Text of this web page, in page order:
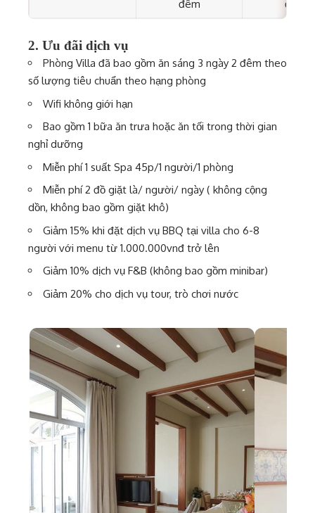
đêm đêm
2. Ưu đãi dịch vụ
Phòng Villa đã bao gồm ăn sáng 3 ngày 2 đêm theo
số lượng tiêu chuẩn theo hạng phòng
Wifi không giới hạn
Bao gồm 1 bữa ăn trưa hoặc ăn tối trong thời gian
nghỉ dưỡng
Miễn phí 1 suất Spa 45p/1 người/1 phòng
Miễn phí 2 đồ giặt là/ người/ ngày ( không cộng
dồn, không bao gồm giặt khô)
Giảm 15% khi đặt dịch vụ BBQ tại villa cho 6-8
người với menu từ 1.000.000vnđ trở lên
Giảm 10% dịch vụ F&B (không bao gồm minibar)
Giảm 20% cho dịch vụ tour, trò chơi nước